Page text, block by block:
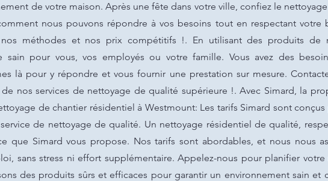
de votre maison. Après une fête dans votre ville, confiez le
nous pouvons répondre à vos besoins tout en respectant votre
méthodes et nos prix compétitifs !. En utilisant des produits de
sain pour vous, vos employés ou votre famille. Vous avez des
là pour y répondre et vous fournir une prestation sur mesure.
nos services de nettoyage de qualité supérieure !. Avec Simard, la
de chantier résidentiel à Westmount: Les tarifs Simard sont
de nettoyage de qualité. Un nettoyage résidentiel de qualité,
que Simard vous propose. Nos tarifs sont abordables, et nous nous
sans stress ni effort supplémentaire. Appelez-nous pour planifier
des produits sûrs et efficaces pour garantir un environnement sain et